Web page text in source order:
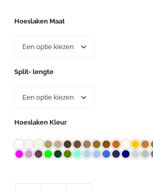
145,00
Hoeslaken Maat
Split- lengte
Hoeslaken Kleur